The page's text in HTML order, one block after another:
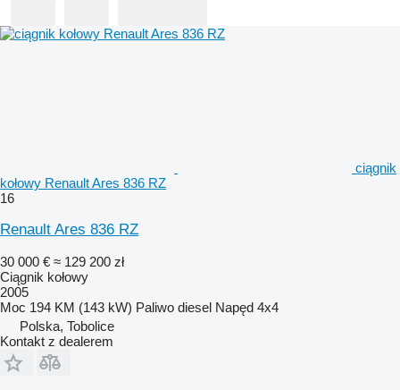
ciągnik
kołowy Renault Ares 836 RZ
16
Renault Ares 836 RZ
30 000 € ≈ 129 200 zł
Ciągnik kołowy
2005
Moc 194 KM (143 kW) Paliwo diesel Napęd 4x4
Polska, Tobolice
Kontakt z dealerem